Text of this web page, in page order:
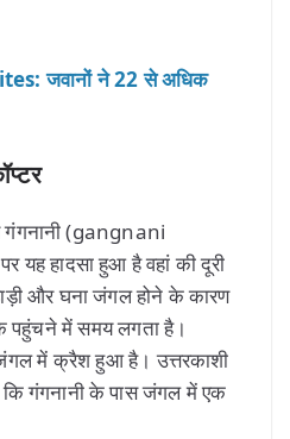
जवानों ने 22 से अधिक
गंगनानी (gangnani
हादसा हुआ है वहां की दूरी
और घना जंगल होने के कारण
पहुंचने में समय लगता है।
में क्रैश हुआ है। उत्तरकाशी
कि गंगनानी के पास जंगल में एक